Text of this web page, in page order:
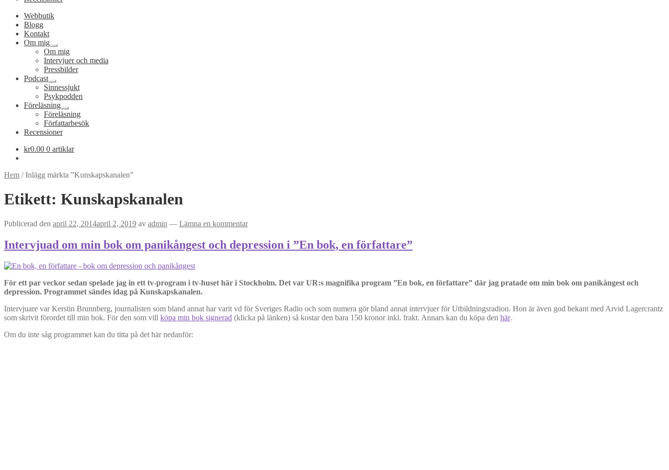
Webbutik
Blogg
Kontakt
Om mig
Expandera
undermeny
Om mig
Intervjuer och media
Pressbilder
Podcast
Expandera
undermeny
Sinnessjukt
Psykpodden
Föreläsning
Expandera
undermeny
Föreläsning
Författarbesök
Recensioner
kr0.00 0 artiklar
Hem /Inlägg märkta ”Kunskapskanalen”
Etikett: Kunskapskanalen
Publicerad den april 22, 2014april 2, 2019 av admin — Lämna en kommentar
Intervjuad om min bok om panikångest och depression i ”En bok, en författare”
För ett par veckor sedan spelade jag in ett tv-program i tv-huset här i Stockholm. Det var UR:s magnifika program ”En bok, en författare” där jag pratade om min bok om panikångest och
depression. Programmet sändes idag på Kunskapskanalen.
Intervjuare var Kerstin Brunnberg, journalisten som bland annat har varit vd för Sveriges Radio och som numera gör bland annat intervjuer för Utbildningsradion. Hon är även god bekant med Arvid Lagercrantz
som skrivit förordet till min bok. För den som vill köpa min bok signerad (klicka på länken) så kostar den bara 150 kronor inkl. frakt. Annars kan du köpa den här.
Om du inte såg programmet kan du titta på det här nedanför: